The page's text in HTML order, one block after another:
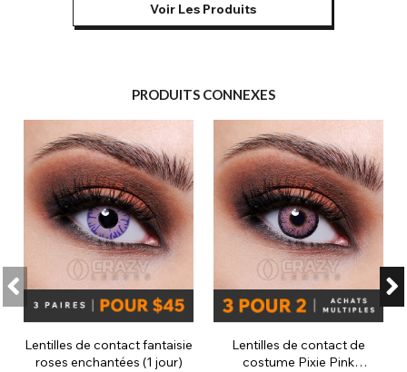
Voir Les Produits
PRODUITS CONNEXES
Lentilles de contact fantaisie
roses enchantées (1 jour)
Lentilles de contact de
costume Pixie Pink